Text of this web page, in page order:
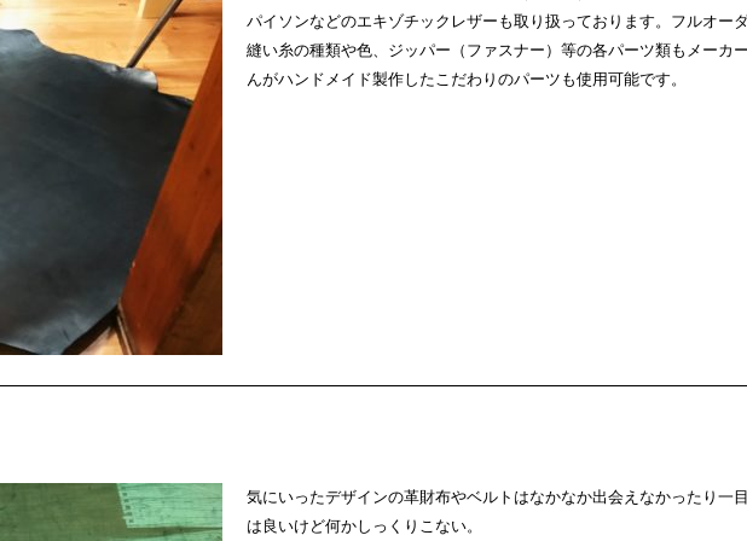
パイソンなどのエキゾチックレザーも取り扱っております。フルオー
縫い糸の種類や色、ジッパー（ファスナー）等の各パーツ類もメーカ
んがハンドメイド製作したこだわりのパーツも使用可能です。
気にいったデザインの革財布やベルトはなかなか出会えなかったり一
は良いけど何かしっくりこない。